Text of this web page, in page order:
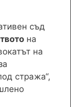
съд
на
на
стража“,